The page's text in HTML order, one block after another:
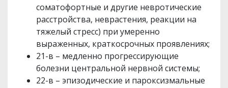
соматофортные и другие невротические
расстройства, неврастения, реакции на
тяжелый стресс) при умеренно
выраженных, краткосрочных проявлениях;
21-в – медленно прогрессирующие
болезни центральной нервной системы;
22-в – эпизодические и пароксизмальные